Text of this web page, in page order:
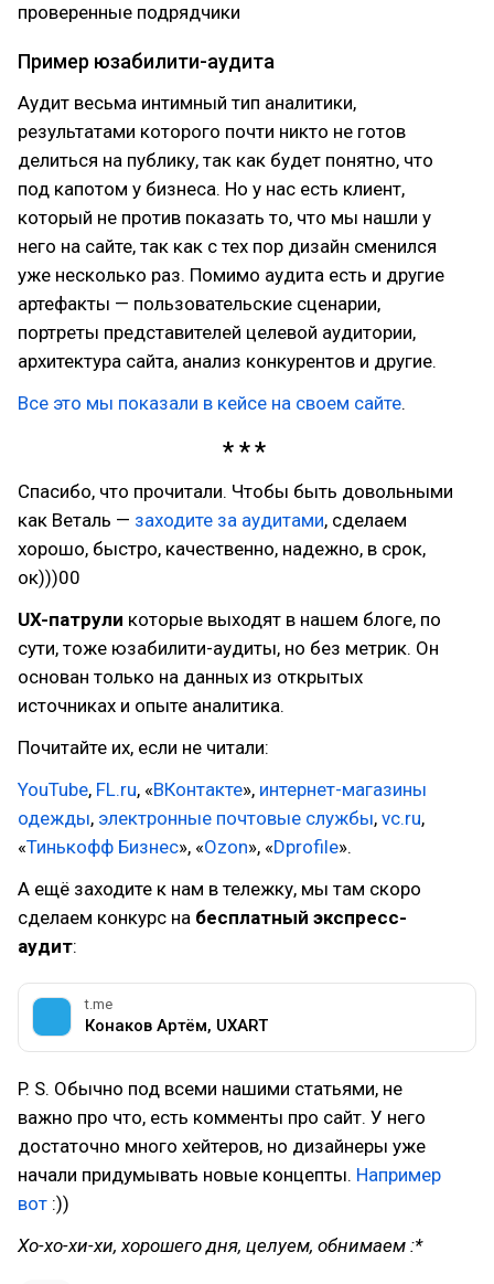
проверенные подрядчики
Пример юзабилити-аудита
Аудит весьма интимный тип аналитики,
результатами которого почти никто не готов
делиться на публику, так как будет понятно, что
под капотом у бизнеса. Но у нас есть клиент,
который не против показать то, что мы нашли у
него на сайте, так как с тех пор дизайн сменился
уже несколько раз. Помимо аудита есть и другие
артефакты — пользовательские сценарии,
портреты представителей целевой аудитории,
архитектура сайта, анализ конкурентов и другие.
Все это мы показали в кейсе на своем сайте.
Спасибо, что прочитали. Чтобы быть довольными
как Веталь — заходите за аудитами, сделаем
хорошо, быстро, качественно, надежно, в срок,
ок)))00
UX-патрули которые выходят в нашем блоге, по
сути, тоже юзабилити-аудиты, но без метрик. Он
основан только на данных из открытых
источниках и опыте аналитика.
Почитайте их, если не читали:
YouTube, FL.ru, «ВКонтакте», интернет-магазины
одежды, электронные почтовые службы, vc.ru,
«Тинькофф Бизнес», «Ozon», «Dprofile».
А ещё заходите к нам в тележку, мы там скоро
сделаем конкурс на бесплатный экспресс-
аудит:
t.me
Конаков Артём, UXART
P. S. Обычно под всеми нашими статьями, не
важно про что, есть комменты про сайт. У него
достаточно много хейтеров, но дизайнеры уже
начали придумывать новые концепты. Например
вот :))
Хо-хо-хи-хи, хорошего дня, целуем, обнимаем :*